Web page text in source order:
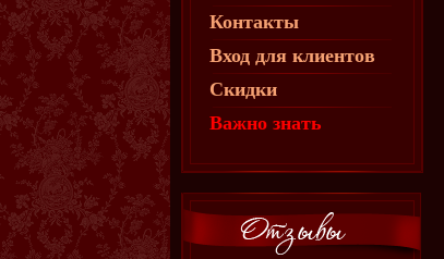
Контакты
Вход для клиентов
Скидки
Важно знать